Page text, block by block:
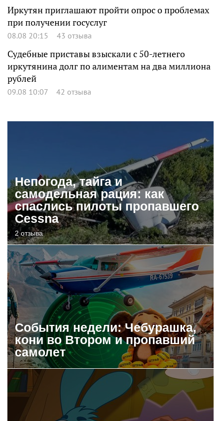
Иркутян приглашают пройти опрос о проблемах
при получении госуслуг
08.08 20:15 43 отзыва
Судебные приставы взыскали с 50-летнего
иркутянина долг по алиментам на два миллиона
рублей
09.08 10:07 42 отзыва
Непогода, тайга и
самодельная рация: как
спаслись пилоты пропавшего
Cessna
2 отзыва
События недели: Чебурашка,
кони во Втором и пропавший
самолет